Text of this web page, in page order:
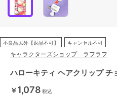
不良品以外【返品不可】 キャンセル不可
キャラクターズショップ ラフラフ
ハローキティ ヘアクリップ チ
￥1,078 税込